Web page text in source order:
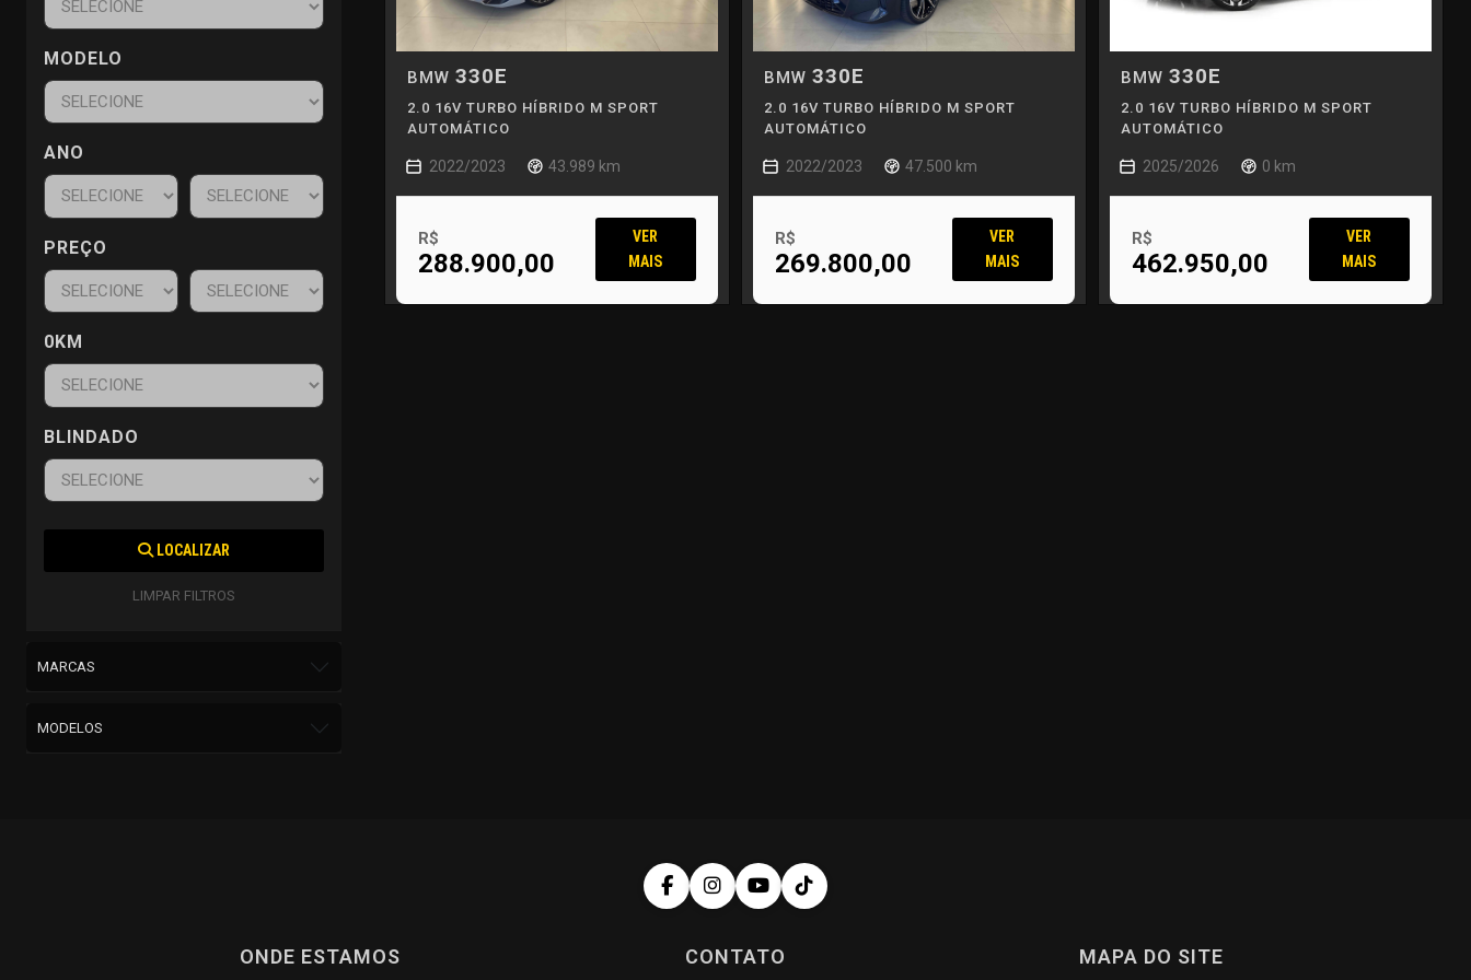
MODELO
ANO
PREÇO
0KM
BLINDADO
LOCALIZAR
LIMPAR FILTROS
MARCAS
MODELOS
BMW 330E
2.0 16V TURBO HÍBRIDO M SPORT
AUTOMÁTICO
2022/2023 43.989 km
R$
288.900,00
VER
MAIS
BMW 330E
2.0 16V TURBO HÍBRIDO M SPORT
AUTOMÁTICO
2022/2023 47.500 km
R$
269.800,00
VER
MAIS
BMW 330E
2.0 16V TURBO HÍBRIDO M SPORT
AUTOMÁTICO
2025/2026 0 km
R$
462.950,00
VER
MAIS
ONDE ESTAMOS CONTATO MAPA DO SITE